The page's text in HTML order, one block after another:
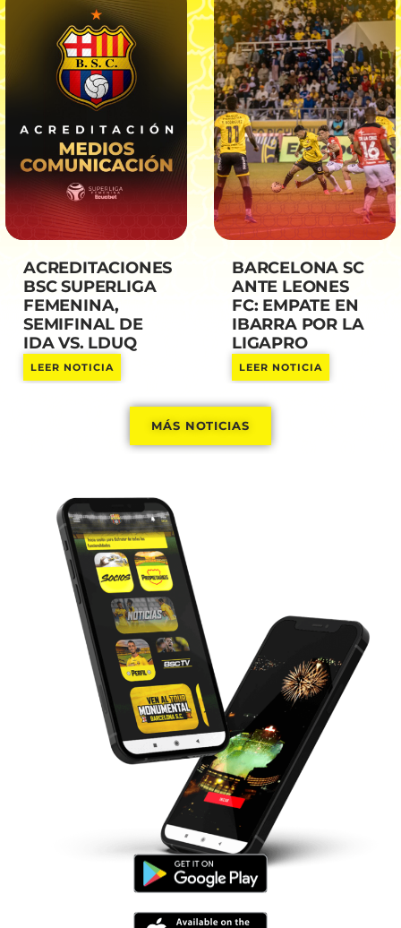
ACREDITACIONES
BSC SUPERLIGA
FEMENINA,
SEMIFINAL DE
IDA VS. LDUQ
LEER NOTICIA
BARCELONA SC
ANTE LEONES
FC: EMPATE EN
IBARRA POR LA
LIGAPRO
LEER NOTICIA
MÁS NOTICIAS